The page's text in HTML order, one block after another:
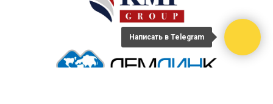
Написать в Telegram